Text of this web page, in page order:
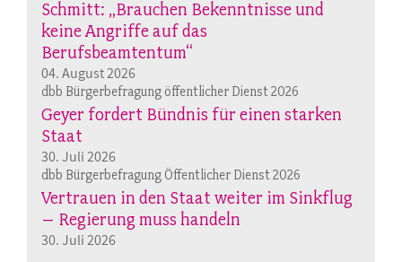
Schmitt: „Brauchen Bekenntnisse und
keine Angriffe auf das
Berufsbeamtentum“
04. August 2026
dbb Bürgerbefragung öffentlicher Dienst 2026
Geyer fordert Bündnis für einen starken
Staat
30. Juli 2026
dbb Bürgerbefragung Öffentlicher Dienst 2026
Vertrauen in den Staat weiter im Sinkflug
– Regierung muss handeln
30. Juli 2026